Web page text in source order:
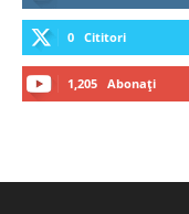
0 Cititori
1,205 Abonați